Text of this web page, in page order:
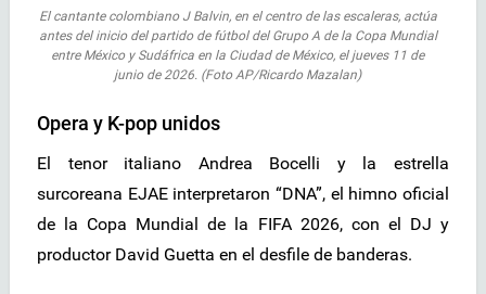
El cantante colombiano J Balvin, en el centro de las escaleras, actúa
antes del inicio del partido de fútbol del Grupo A de la Copa Mundial
entre México y Sudáfrica en la Ciudad de México, el jueves 11 de
junio de 2026. (Foto AP/Ricardo Mazalan)
Opera y K-pop unidos
El tenor italiano Andrea Bocelli y la estrella
surcoreana EJAE interpretaron “DNA”, el himno oficial
de la Copa Mundial de la FIFA 2026, con el DJ y
productor David Guetta en el desfile de banderas.